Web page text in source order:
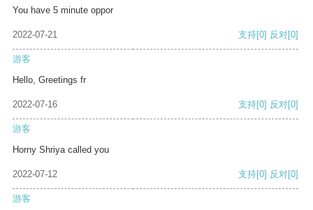
You have 5 minute oppor
2022-07-21 支持[0] 反对[0]
游客
Hello, Greetings fr
2022-07-16 支持[0] 反对[0]
游客
Horny Shriya called you
2022-07-12 支持[0] 反对[0]
游客